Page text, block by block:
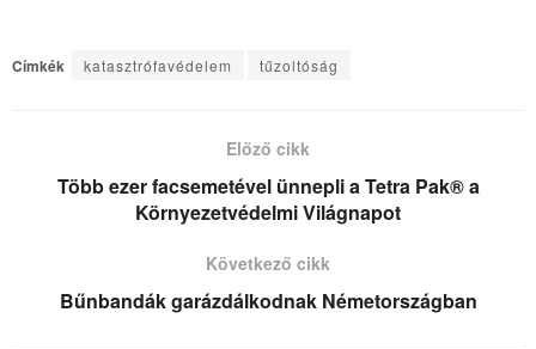
Címkék katasztrófavédelem tűzoltóság
Előző cikk
Több ezer facsemetével ünnepli a Tetra Pak® a
Környezetvédelmi Világnapot
Következő cikk
Bűnbandák garázdálkodnak Németországban